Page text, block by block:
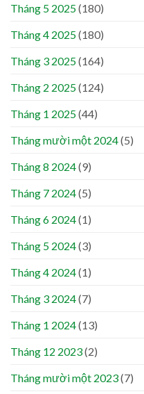
Tháng 5 2025(180)
Tháng 4 2025(180)
Tháng 3 2025(164)
Tháng 2 2025(124)
Tháng 1 2025(44)
Tháng mười một 2024(5)
Tháng 8 2024(9)
Tháng 7 2024(5)
Tháng 6 2024(1)
Tháng 5 2024(3)
Tháng 4 2024(1)
Tháng 3 2024(7)
Tháng 1 2024(13)
Tháng 12 2023(2)
Tháng mười một 2023(7)